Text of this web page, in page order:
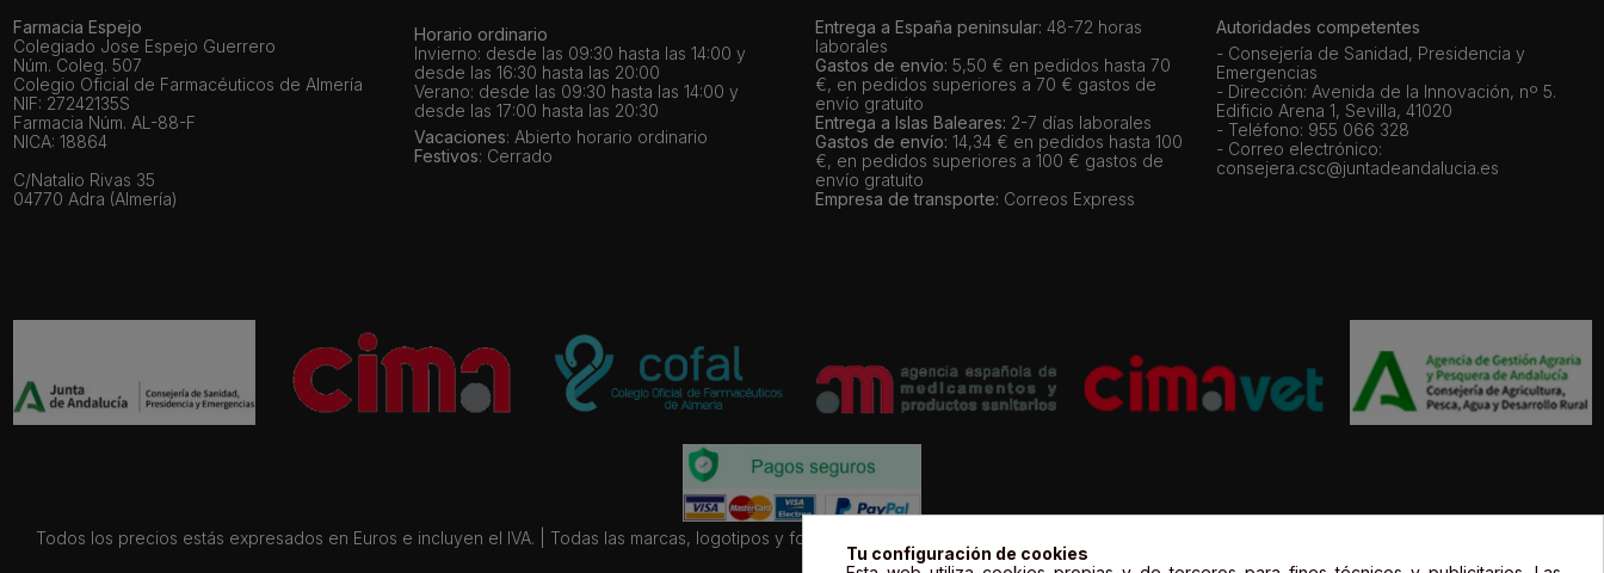
Farmacia Espejo
Colegiado Jose Espejo Guerrero
Núm. Coleg. 507
Colegio Oficial de Farmacéuticos de Almería
NIF: 27242135S
Farmacia Núm. AL-88-F
NICA: 18864
C/Natalio Rivas 35
04770 Adra (Almería)
Horario ordinario
Invierno: desde las 09:30 hasta las 14:00 y
desde las 16:30 hasta las 20:00
Verano: desde las 09:30 hasta las 14:00 y
desde las 17:00 hasta las 20:30
Vacaciones: Abierto horario ordinario
Festivos: Cerrado
Entrega a España peninsular: 48-72 horas
laborales
Gastos de envío: 5,50 € en pedidos hasta 70
€, en pedidos superiores a 70 € gastos de
envío gratuito
Entrega a Islas Baleares: 2-7 días laborales
Gastos de envío: 14,34 € en pedidos hasta 100
€, en pedidos superiores a 100 € gastos de
envío gratuito
Empresa de transporte: Correos Express
Autoridades competentes
- Consejería de Sanidad, Presidencia y
Emergencias
- Dirección: Avenida de la Innovación, nº 5.
Edificio Arena 1, Sevilla, 41020
- Teléfono: 955 066 328
- Correo electrónico:
consejera.csc@juntadeandalucia.es
Todos los precios estás expresados en Euros e incluyen el IVA. | Todas las marcas, logotipos y fotos de productos son propiedad legal de sus propietarios y sólo se muestran a título informativo.
Tu configuración de cookies